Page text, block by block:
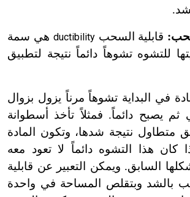
قابلية السحبductibility هي سمة
للتشوه تشوهاً دائماً نتيجة لتطبيق
في البداية تشوهاً مرناً يزول بزوال
ثم يصبح دائماً. فمثلاً تأخذ أسطوانة
متطاول نتيجة شدها، وتكون المادة
كان هذا التشوه دائماً لا تعود معه
السابق. ويمكن التعبير عن قابلية
بالشد وبتقلص المساحة في واحدة